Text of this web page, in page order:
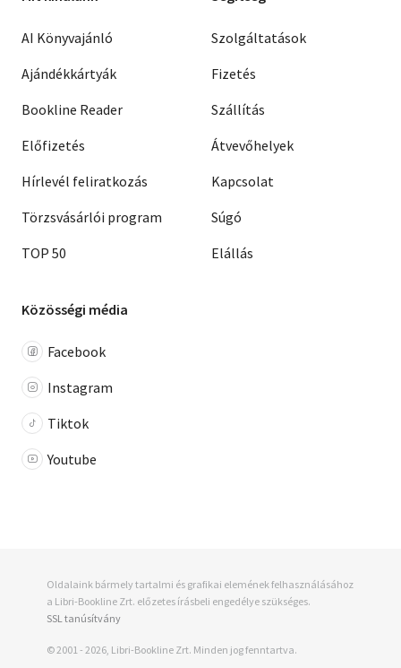
AI Könyvajánló
Ajándékkártyák
Bookline Reader
Előfizetés
Hírlevél feliratkozás
Törzsvásárlói program
TOP 50
Szolgáltatások
Fizetés
Szállítás
Átvevőhelyek
Kapcsolat
Súgó
Elállás
Közösségi média
Facebook
Instagram
Tiktok
Youtube
Oldalaink bármely tartalmi és grafikai elemének felhasználásához
a Libri-Bookline Zrt. előzetes írásbeli engedélye szükséges.
SSL tanúsítvány
© 2001 - 2026, Libri-Bookline Zrt. Minden jog fenntartva.